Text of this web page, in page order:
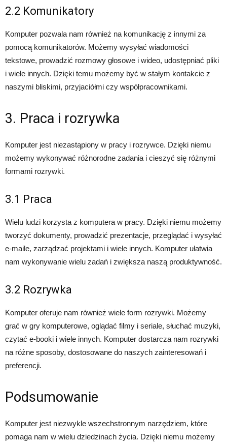
2.2 Komunikatory
Komputer pozwala nam również na komunikację z innymi za
pomocą komunikatorów. Możemy wysyłać wiadomości
tekstowe, prowadzić rozmowy głosowe i wideo, udostępniać pliki
i wiele innych. Dzięki temu możemy być w stałym kontakcie z
naszymi bliskimi, przyjaciółmi czy współpracownikami.
3. Praca i rozrywka
Komputer jest niezastąpiony w pracy i rozrywce. Dzięki niemu
możemy wykonywać różnorodne zadania i cieszyć się różnymi
formami rozrywki.
3.1 Praca
Wielu ludzi korzysta z komputera w pracy. Dzięki niemu możemy
tworzyć dokumenty, prowadzić prezentacje, przeglądać i wysyłać
e-maile, zarządzać projektami i wiele innych. Komputer ułatwia
nam wykonywanie wielu zadań i zwiększa naszą produktywność.
3.2 Rozrywka
Komputer oferuje nam również wiele form rozrywki. Możemy
grać w gry komputerowe, oglądać filmy i seriale, słuchać muzyki,
czytać e-booki i wiele innych. Komputer dostarcza nam rozrywki
na różne sposoby, dostosowane do naszych zainteresowań i
preferencji.
Podsumowanie
Komputer jest niezwykle wszechstronnym narzędziem, które
pomaga nam w wielu dziedzinach życia. Dzięki niemu możemy